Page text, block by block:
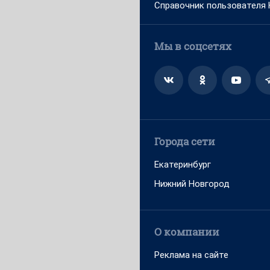
Справочник пользователя
Мы в соцсетях
Города сети
Екатеринбург
Нижний Новгород
О компании
Реклама на сайте